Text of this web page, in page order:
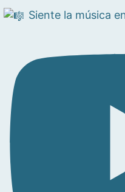
Siente la música